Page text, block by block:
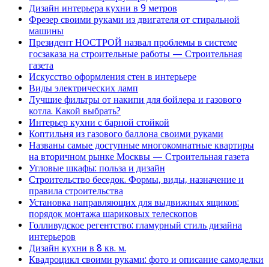
Дизайн интерьера кухни в 9 метров
Фрезер своими руками из двигателя от стиральной
машины
Президент НОСТРОЙ назвал проблемы в системе
госзаказа на строительные работы — Строительная
газета
Искусство оформления стен в интерьере
Виды электрических ламп
Лучшие фильтры от накипи для бойлера и газового
котла. Какой выбрать?
Интерьер кухни с барной стойкой
Коптильня из газового баллона своими руками
Названы самые доступные многокомнатные квартиры
на вторичном рынке Москвы — Строительная газета
Угловые шкафы: польза и дизайн
Строительство беседок. Формы, виды, назначение и
правила строительства
Установка направляющих для выдвижных ящиков:
порядок монтажа шариковых телескопов
Голливудское регентство: гламурный стиль дизайна
интерьеров
Дизайн кухни в 8 кв. м.
Квадроцикл своими руками: фото и описание самоделки